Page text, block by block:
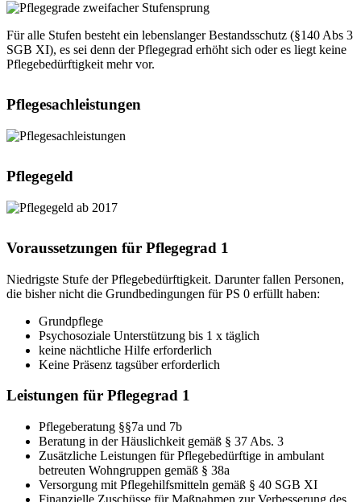
Für alle Stufen besteht ein lebenslanger Bestandsschutz (§140 Abs 3
SGB XI), es sei denn der Pflegegrad erhöht sich oder es liegt keine
Pflegebedürftigkeit mehr vor.
Pflegesachleistungen
Pflegegeld
Voraussetzungen für Pflegegrad 1
Niedrigste Stufe der Pflegebedürftigkeit. Darunter fallen Personen,
die bisher nicht die Grundbedingungen für PS 0 erfüllt haben:
Grundpflege
Psychosoziale Unterstützung bis 1 x täglich
keine nächtliche Hilfe erforderlich
Keine Präsenz tagsüber erforderlich
Leistungen für Pflegegrad 1
Pflegeberatung §§7a und 7b
Beratung in der Häuslichkeit gemäß § 37 Abs. 3
Zusätzliche Leistungen für Pflegebedürftige in ambulant
betreuten Wohngruppen gemäß § 38a
Versorgung mit Pflegehilfsmitteln gemäß § 40 SGB XI
Finanzielle Zuschüsse für Maßnahmen zur Verbesserung des